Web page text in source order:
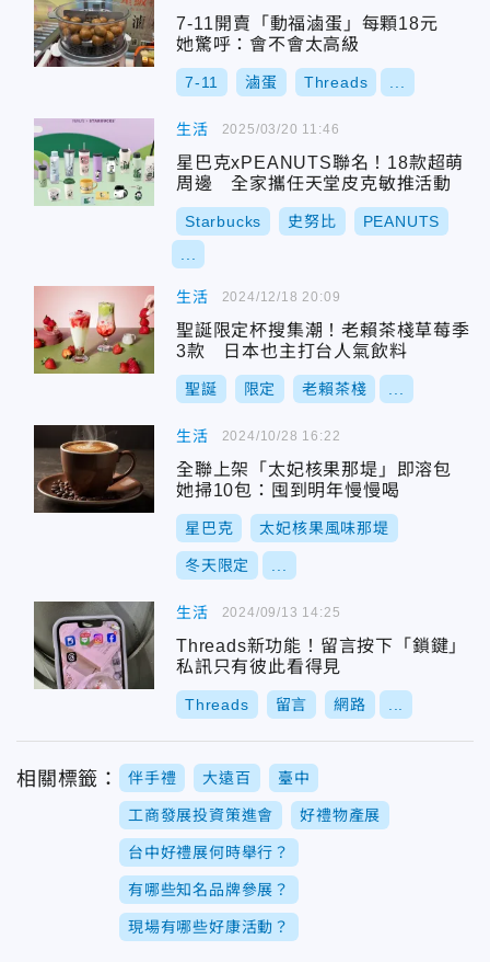
7-11開賣「動福滷蛋」每顆18元
她驚呼：會不會太高級
7-11 滷蛋 Threads
生活
星巴克xPEANUTS聯名！18款超萌
周邊 全家攜任天堂皮克敏推活動
Starbucks 史努比 PEANUTS
2025/03/20 11:46
生活
聖誕限定杯搜集潮！老賴茶棧草莓季
3款 日本也主打台人氣飲料
聖誕 限定 老賴茶棧
2024/12/18 20:09
生活
全聯上架「太妃核果那堤」即溶包
她掃10包：囤到明年慢慢喝
星巴克 太妃核果風味那堤
冬天限定
2024/10/28 16:22
生活
Threads新功能！留言按下「鎖鍵」
私訊只有彼此看得見
Threads 留言 網路
2024/09/13 14:25
相關標籤： 伴手禮 大遠百 臺中
工商發展投資策進會 好禮物產展
台中好禮展何時舉行？
有哪些知名品牌參展？
現場有哪些好康活動？